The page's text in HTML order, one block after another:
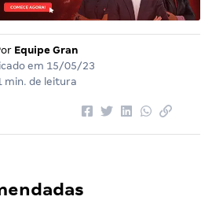
Equipe Gran
em 15/05/23
min. de leitura